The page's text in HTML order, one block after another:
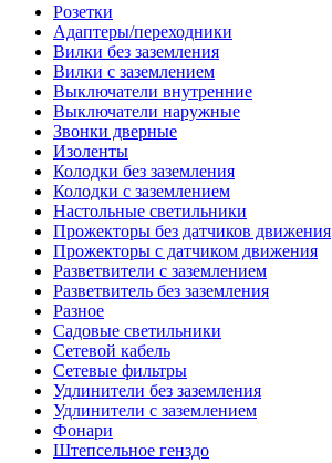
Розетки
Адаптеры/переходники
Вилки без заземления
Вилки с заземлением
Выключатели внутренние
Выключатели наружные
Звонки дверные
Изоленты
Колодки без заземления
Колодки с заземлением
Настольные светильники
Прожекторы без датчиков движения
Прожекторы с датчиком движения
Разветвители с заземлением
Разветвитель без заземления
Разное
Садовые светильники
Сетевой кабель
Сетевые фильтры
Удлинители без заземления
Удлинители с заземлением
Фонари
Штепсельное генздо